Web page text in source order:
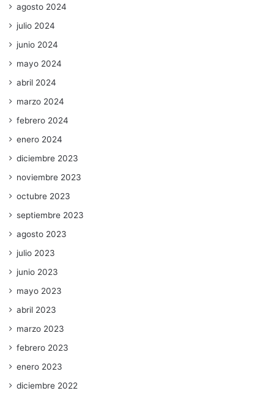
agosto 2024
julio 2024
junio 2024
mayo 2024
abril 2024
marzo 2024
febrero 2024
enero 2024
diciembre 2023
noviembre 2023
octubre 2023
septiembre 2023
agosto 2023
julio 2023
junio 2023
mayo 2023
abril 2023
marzo 2023
febrero 2023
enero 2023
diciembre 2022